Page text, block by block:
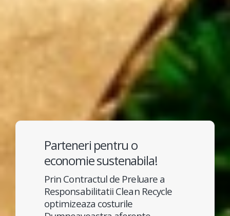
Parteneri pentru o
economie sustenabila!
Prin Contractul de Preluare a
Responsabilitatii Clean Recycle
optimizeaza costurile